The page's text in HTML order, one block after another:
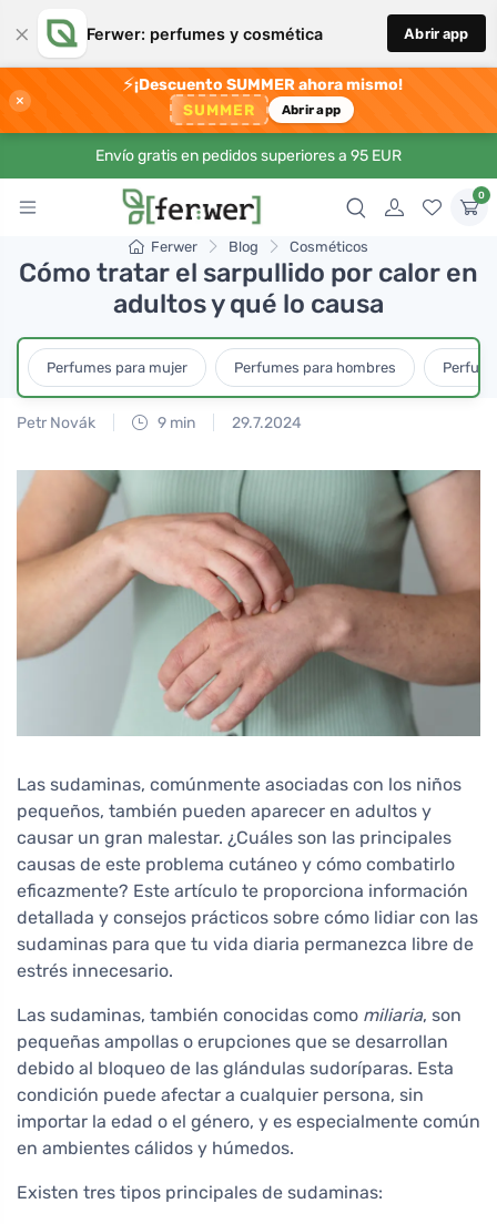
× Ferwer: perfumes y cosmética Abrir app
×
⚡¡Descuento SUMMER ahora mismo!
SUMMER Abrir app
Envío gratis en pedidos superiores a 95 EUR
0
Ferwer Blog Cosméticos
Cómo tratar el sarpullido por calor en
adultos y qué lo causa
Perfumes para mujer Perfumes para hombres
Petr Novák 9 min 29.7.2024
Las sudaminas, comúnmente asociadas con los niños
pequeños, también pueden aparecer en adultos y
causar un gran malestar. ¿Cuáles son las principales
causas de este problema cutáneo y cómo combatirlo
eficazmente? Este artículo te proporciona información
detallada y consejos prácticos sobre cómo lidiar con las
sudaminas para que tu vida diaria permanezca libre de
estrés innecesario.
Las sudaminas, también conocidas como miliaria, son
pequeñas ampollas o erupciones que se desarrollan
debido al bloqueo de las glándulas sudoríparas. Esta
condición puede afectar a cualquier persona, sin
importar la edad o el género, y es especialmente común
en ambientes cálidos y húmedos.
Existen tres tipos principales de sudaminas: